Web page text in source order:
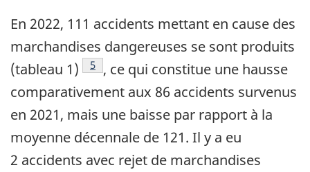
En 2022, 111 accidents mettant en cause des
marchandises dangereuses se sont produits
(tableau 1)
Note de bas de page
5 , ce qui constitue une hausse
comparativement aux 86 accidents survenus
en 2021, mais une baisse par rapport à la
moyenne décennale de 121. Il y a eu
2 accidents avec rejet de marchandises